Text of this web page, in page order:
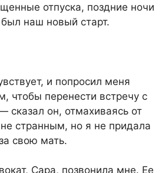
отпуска, поздние ночи
наш новый старт.
и попросил меня
чтобы перенести встречу с
он, отмахиваясь от
странным, но я не придала
свою мать.
Сара, позвонила мне. Ее